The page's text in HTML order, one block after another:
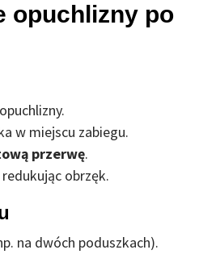
opuchlizny po
w miejscu zabiegu.
przerwę.
obrzęk.
na dwóch poduszkach).